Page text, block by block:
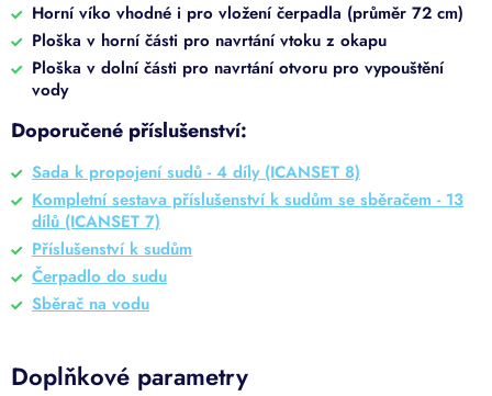
Horní víko vhodné i pro vložení čerpadla (průměr 72 cm)
Ploška v horní části pro navrtání vtoku z okapu
Ploška v dolní části pro navrtání otvoru pro vypouštění
vody
Doporučené příslušenství:
Sada k propojení sudů - 4 díly (ICANSET 8)
Kompletní sestava příslušenství k sudům se sběračem - 13
dílů (ICANSET 7)
Příslušenství k sudům
Čerpadlo do sudu
Sběrač na vodu
Doplňkové parametry